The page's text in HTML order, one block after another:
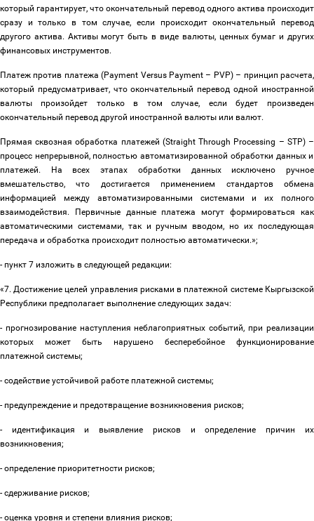
который гарантирует, что окончательный перевод одного актива происходит
сразу и только в том случае, если происходит окончательный перевод
другого актива. Активы могут быть в виде валюты, ценных бумаг и других
финансовых инструментов.
Платеж против платежа (Payment Versus Payment – PVP) – принцип расчета,
который предусматривает, что окончательный перевод одной иностранной
валюты произойдет только в том случае, если будет произведен
окончательный перевод другой иностранной валюты или валют.
Прямая сквозная обработка платежей (Straight Through Processing – STP) –
процесс непрерывной, полностью автоматизированной обработки данных и
платежей. На всех этапах обработки данных исключено ручное
вмешательство, что достигается применением стандартов обмена
информацией между автоматизированными системами и их полного
взаимодействия. Первичные данные платежа могут формироваться как
автоматическими системами, так и ручным вводом, но их последующая
передача и обработка происходит полностью автоматически.»;
- пункт 7 изложить в следующей редакции:
«7. Достижение целей управления рисками в платежной системе Кыргызской
Республики предполагает выполнение следующих задач:
- прогнозирование наступления неблагоприятных событий, при реализации
которых может быть нарушено бесперебойное функционирование
платежной системы;
- содействие устойчивой работе платежной системы;
- предупреждение и предотвращение возникновения рисков;
- идентификация и выявление рисков и определение причин их
возникновения;
- определение приоритетности рисков;
- сдерживание рисков;
- оценка уровня и степени влияния рисков;